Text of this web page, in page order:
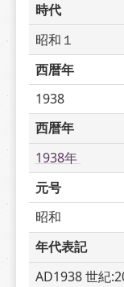
時代
昭和１
西暦年
1938
西暦年
1938年
元号
昭和
年代表記
AD1938 世紀